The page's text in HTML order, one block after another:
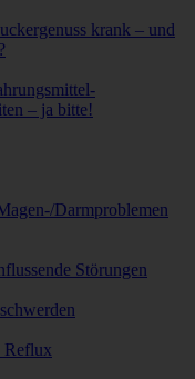
krank – und
– ja bitte!
Darmproblemen
Störungen
Reflux